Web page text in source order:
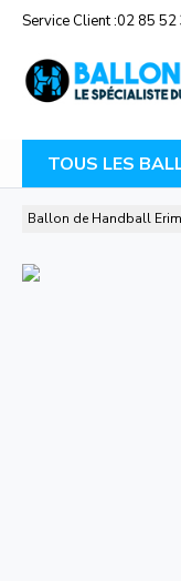
Service Client :02 85 52
TOUS LES
Ballon de Handball